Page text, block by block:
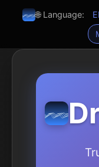
🌐 Language: